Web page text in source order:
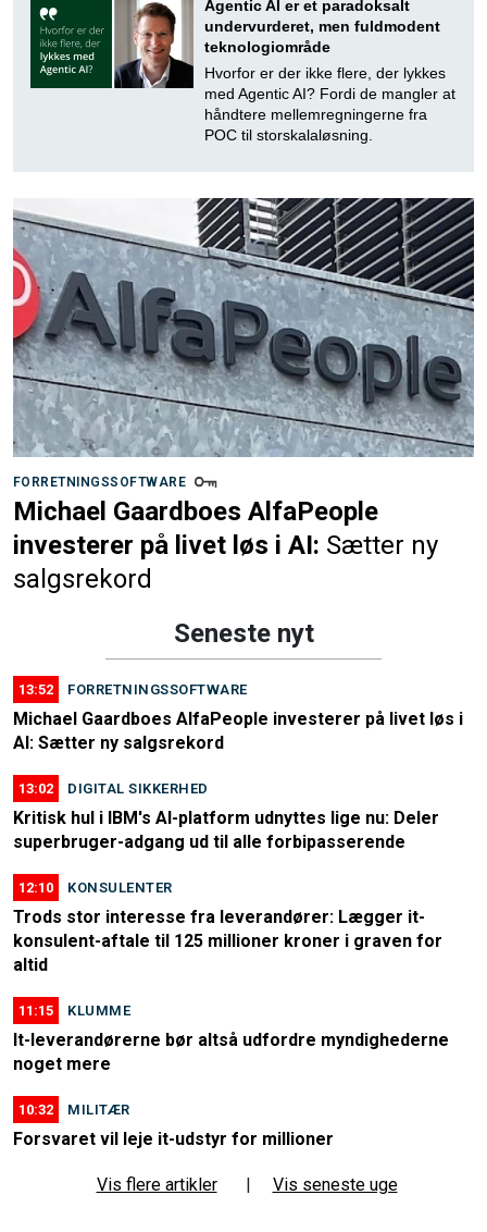
Agentic AI er et paradoksalt
undervurderet, men fuldmodent
teknologiområde
Hvorfor er der ikke flere, der lykkes
med Agentic AI? Fordi de mangler at
håndtere mellemregningerne fra
POC til storskalaløsning.
FORRETNINGSSOFTWARE
Michael Gaardboes AlfaPeople
investerer på livet løs i AI: Sætter ny
salgsrekord
Seneste nyt
13:52 FORRETNINGSSOFTWARE
Michael Gaardboes AlfaPeople investerer på livet løs i
AI: Sætter ny salgsrekord
13:02 DIGITAL SIKKERHED
Kritisk hul i IBM's AI-platform udnyttes lige nu: Deler
superbruger-adgang ud til alle forbipasserende
12:10 KONSULENTER
Trods stor interesse fra leverandører: Lægger it-
konsulent-aftale til 125 millioner kroner i graven for
altid
11:15 KLUMME
It-leverandørerne bør altså udfordre myndighederne
noget mere
10:32 MILITÆR
Forsvaret vil leje it-udstyr for millioner
Vis flere artikler | Vis seneste uge